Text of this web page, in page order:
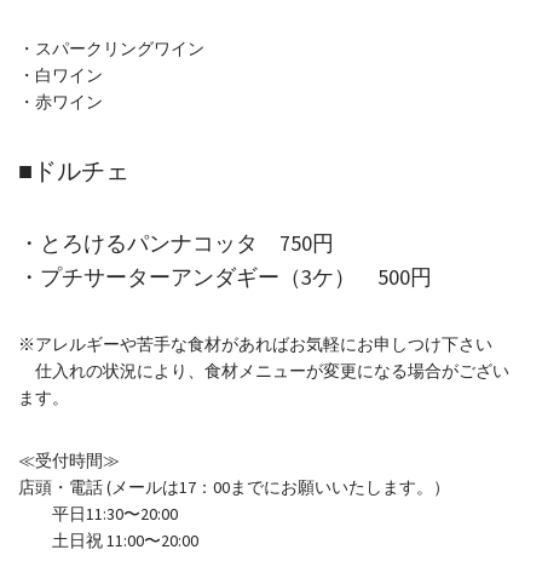
・スパークリングワイン
・白ワイン
・赤ワイン
■ドルチェ
・とろけるパンナコッタ 750円
・プチサーターアンダギー（3ケ） 500円
※アレルギーや苦手な食材があればお気軽にお申しつけ下さい
仕入れの状況により、食材メニューが変更になる場合がござい
ます。
≪受付時間≫
店頭・電話 (メールは17：00までにお願いいたします。）
平日11:30〜20:00
土日祝 11:00〜20:00